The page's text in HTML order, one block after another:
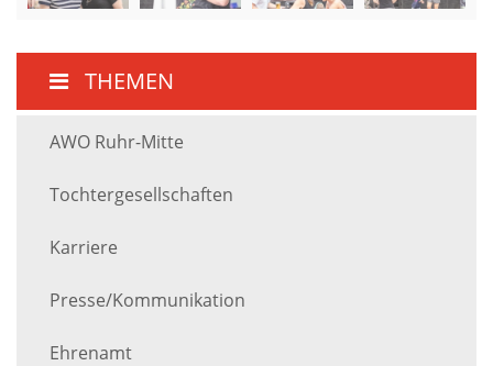
THEMEN
AWO Ruhr-Mitte
Tochtergesellschaften
Karriere
Presse/Kommunikation
Ehrenamt